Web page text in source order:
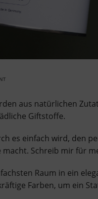
aus natürlichen
Giftstoffe.
es einfach wird, den
Schreib mir für
Raum in ein
Farben, um ein